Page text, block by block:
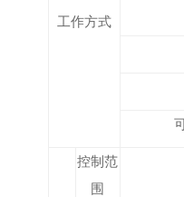
工作方式
控制范
围